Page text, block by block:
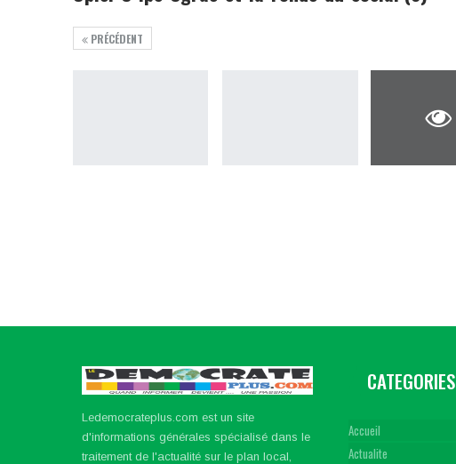
PRÉCÉDENT
Ledemocrateplus.com est un site
d'informations générales spécialisé dans le
traitement de l'actualité sur le plan local,
CATEGORIES
Accueil
Actualite